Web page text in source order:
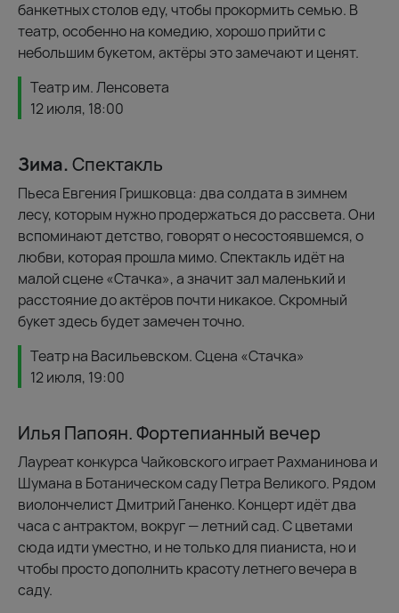
банкетных столов еду, чтобы прокормить семью. В
театр, особенно на комедию, хорошо прийти с
небольшим букетом, актёры это замечают и ценят.
Театр им. Ленсовета
12 июля, 18:00
Зима.Спектакль
Пьеса Евгения Гришковца: два солдата в зимнем
лесу, которым нужно продержаться до рассвета. Они
вспоминают детство, говорят о несостоявшемся, о
любви, которая прошла мимо. Спектакль идёт на
малой сцене «Стачка», а значит зал маленький и
расстояние до актёров почти никакое. Скромный
букет здесь будет замечен точно.
Театр на Васильевском. Сцена «Стачка»
12 июля, 19:00
Илья Папоян. Фортепианный вечер
Лауреат конкурса Чайковского играет Рахманинова и
Шумана в Ботаническом саду Петра Великого. Рядом
виолончелист Дмитрий Ганенко. Концерт идёт два
часа с антрактом, вокруг — летний сад. С цветами
сюда идти уместно, и не только для пианиста, но и
чтобы просто дополнить красоту летнего вечера в
саду.